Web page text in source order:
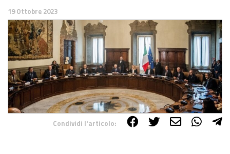
19 Ottobre 2023
Condividi l'articolo: